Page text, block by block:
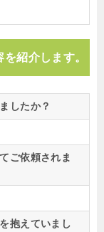
紹介します。
したか？
ご依頼されま
抱えていまし